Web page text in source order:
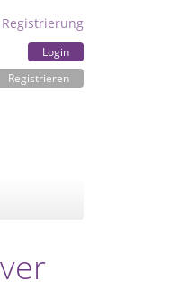
Registrierung
Login
Registrieren